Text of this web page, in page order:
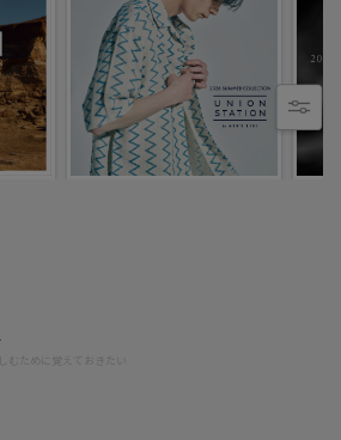
むために覚えておきたい